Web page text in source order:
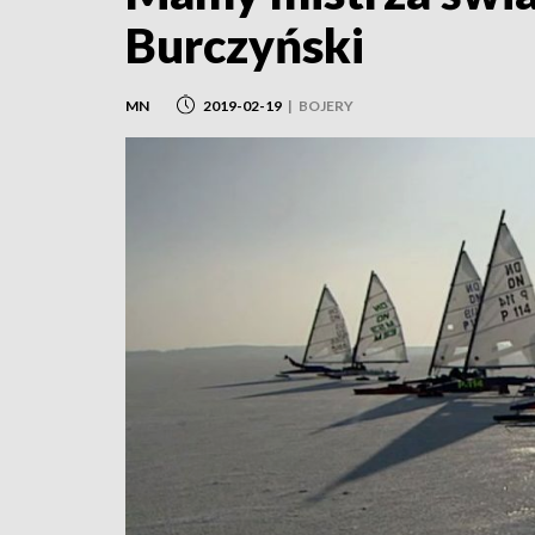
Burczyński
MN 2019-02-19 | BOJERY